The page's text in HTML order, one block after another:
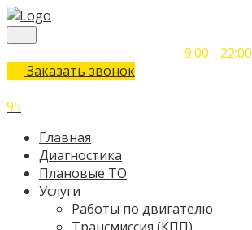
9:00 - 22:00
Заказать звонок
95
Главная
Диагностика
Плановые ТО
Услуги
Работы по двигателю